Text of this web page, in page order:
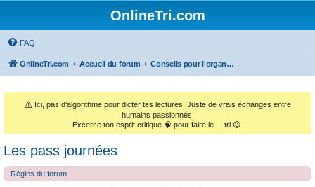
OnlineTri.com
FAQ
OnlineTri.com Accueil du forum Conseils pour l'organisation de courses & la gestion de club
⚠️ Ici, pas d'algorithme pour dicter tes lectures! Juste de vrais échanges entre
humains passionnés.
Excerce ton esprit critique 🧠 pour faire le ... tri 😉.
Les pass journées
Règles du forum